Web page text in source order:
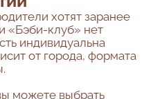
хотят заранее
«Бэби-клуб» нет
индивидуальна
от города, формата
можете выбрать